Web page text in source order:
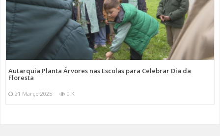
Autarquia Planta Árvores nas Escolas para Celebrar Dia da
Floresta
21 Março 2025 0 K